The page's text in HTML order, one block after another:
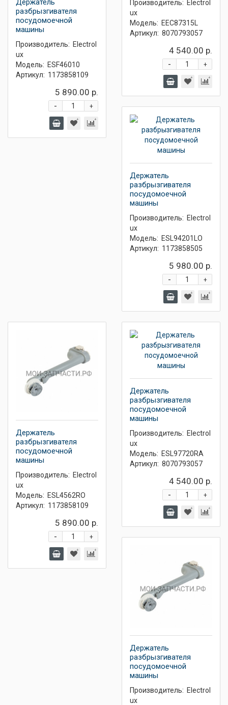
Держатель
разбрызгивателя
посудомоечной
машины
Производитель: Electrol
ux
Модель: ESF46010
Артикул: 1173858109
5 890.00 р.
+
-
Производитель: Electrol
ux
Модель: EEC87315L
Артикул: 8070793057
4 540.00 р.
+
-
Держатель
разбрызгивателя
посудомоечной
машины
Производитель: Electrol
ux
Модель: ESL94201LO
Артикул: 1173858505
5 980.00 р.
+
-
Держатель
разбрызгивателя
посудомоечной
машины
Производитель: Electrol
ux
Модель: ESL4562RO
Артикул: 1173858109
5 890.00 р.
+
-
Держатель
разбрызгивателя
посудомоечной
машины
Производитель: Electrol
ux
Модель: ESL97720RA
Артикул: 8070793057
4 540.00 р.
+
-
Держатель
разбрызгивателя
посудомоечной
машины
Производитель: Electrol
ux